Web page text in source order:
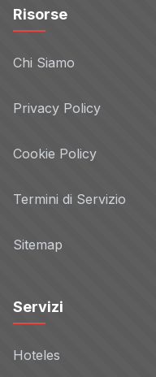
Risorse
Chi Siamo
Privacy Policy
Cookie Policy
Termini di Servizio
Sitemap
Servizi
Hoteles